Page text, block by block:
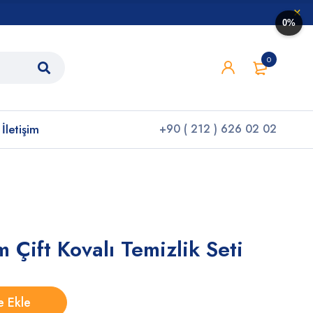
0
İletişim +90 ( 212 ) 626 02 02
Çift Kovalı Temizlik Seti
Ekle
0%